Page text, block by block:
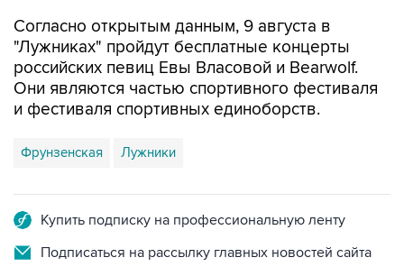
российских певиц Евы Власовой и Bearwolf.
Они являются частью спортивного фестиваля
и фестиваля спортивных единоборств.
Фрунзенская Лужники
Подписаться на рассылку главных новостей сайта
Получать оперативные новости в официальном
канале